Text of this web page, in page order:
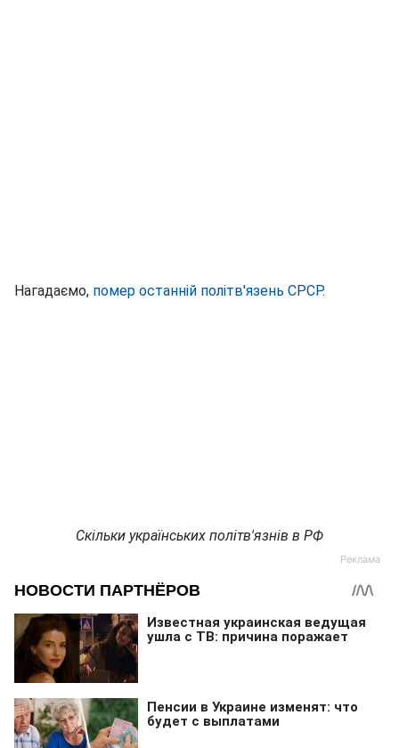
Нагадаємо, помер останній політв'язень СРСР.
Скільки українських політв'язнів в РФ